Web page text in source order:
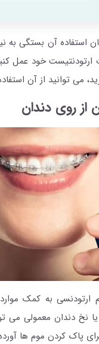
استفاده آن بستگی به
خود عمل
می توانید از آن
روی دندان
به کمک
نخ دندان معمولی می
پاک کردن موم ها